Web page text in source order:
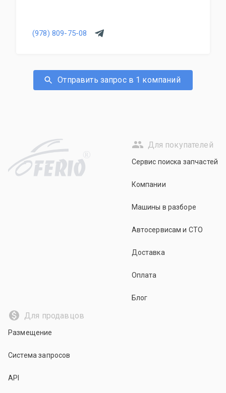
(978) 809-75-08
Отправить запрос в 1 компаний
R
Для покупателей
Сервис поиска запчастей
Компании
Машины в разборе
Автосервисам и СТО
Доставка
Оплата
Блог
Для продавцов
Размещение
Система запросов
API